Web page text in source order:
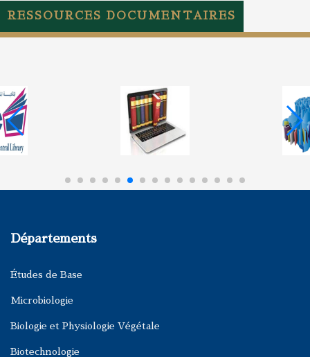
RESSOURCES DOCUMENTAIRES
Départements
Études de Base
Microbiologie
Biologie et Physiologie Végétale
Biotechnologie